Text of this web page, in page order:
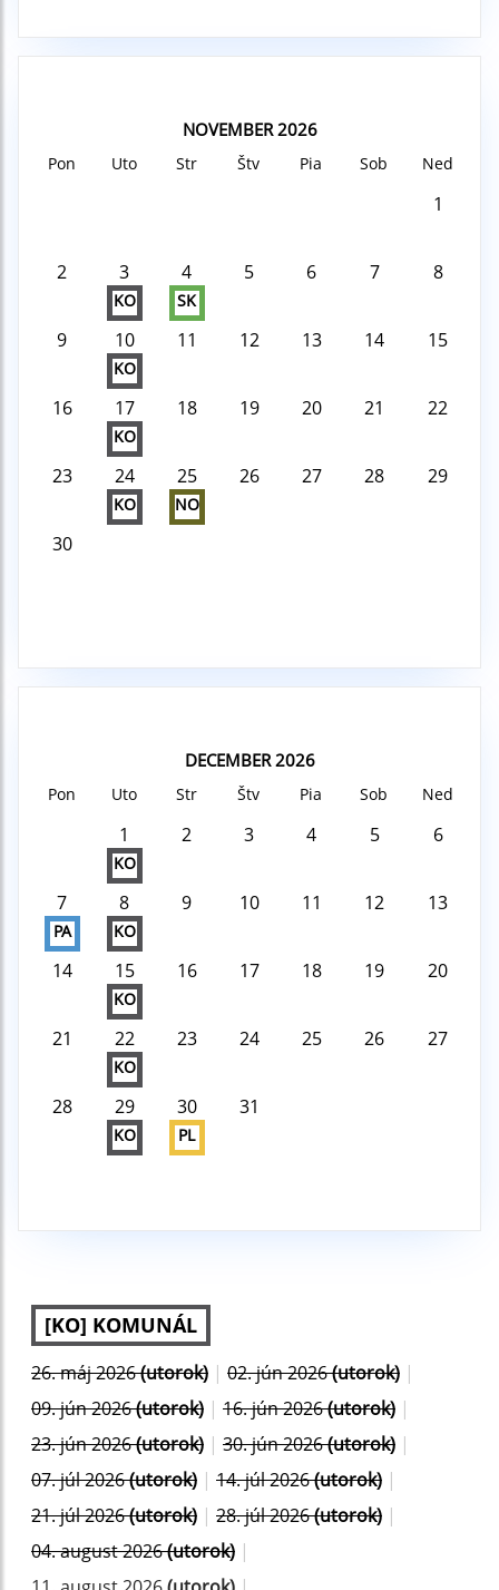
NOVEMBER 2026
Pon Uto Str Štv Pia Sob Ned
1
2 3
KO
4
SK
5 6 7 8
9 10
KO
11 12 13 14 15
16 17
KO
18 19 20 21 22
23 24
KO
25
NO
26 27 28 29
30
DECEMBER 2026
Pon Uto Str Štv Pia Sob Ned
1
KO
2 3 4 5 6
7
PA
8
KO
9 10 11 12 13
14 15
KO
16 17 18 19 20
21 22
KO
23 24 25 26 27
28 29
KO
30
PL
31
[KO] KOMUNÁL
26. máj 2026(utorok) | 02. jún 2026(utorok) |
09. jún 2026(utorok) | 16. jún 2026(utorok) |
23. jún 2026(utorok) | 30. jún 2026(utorok) |
07. júl 2026(utorok) | 14. júl 2026(utorok) |
21. júl 2026(utorok) | 28. júl 2026(utorok) |
04. august 2026(utorok) |